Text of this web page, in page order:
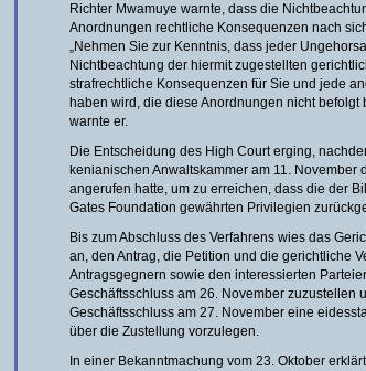
Richter Mwamuye warnte, dass die
Anordnungen rechtliche Konsequenzen nach
„Nehmen Sie zur Kenntnis, dass jeder
Nichtbeachtung der hiermit zugestellten
strafrechtliche Konsequenzen für Sie und jede
haben wird, die diese Anordnungen nicht befolgt
warnte er.
Die Entscheidung des High Court erging,
kenianischen Anwaltskammer am 11. November
angerufen hatte, um zu erreichen, dass die der
Gates Foundation gewährten Privilegien
Bis zum Abschluss des Verfahrens wies das
an, den Antrag, die Petition und die gerichtliche
Antragsgegnern sowie den interessierten
Geschäftsschluss am 26. November zuzustellen
Geschäftsschluss am 27. November eine
über die Zustellung vorzulegen.
In einer Bekanntmachung vom 23. Oktober